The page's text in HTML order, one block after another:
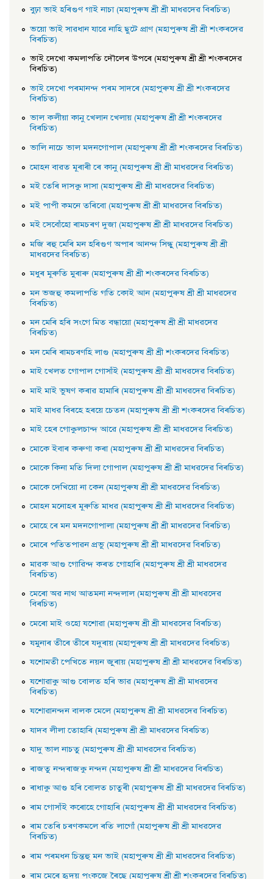
বুঢ়া ভাই হৰিগুণ গাই নাচা (মহাপুৰুষ শ্ৰী শ্ৰী মাধৱদেৱ বিৰচিত)
ভয়াে ভাই সাৱধান যাৱে নাহি ছুটে প্রাণ (মহাপুৰুষ শ্ৰী শ্ৰী শংকৰদেৱ
বিৰচিত)
ভাই দেখাে কমলাপতি দৌলেৰ উপৰে (মহাপুৰুষ শ্ৰী শ্ৰী শংকৰদেৱ
বিৰচিত)
ভাই দেখাে পৰমানন্দ পৰম সাদৰে (মহাপুৰুষ শ্ৰী শ্ৰী শংকৰদেৱ
বিৰচিত)
ভাল কলীয়া কানু খেলান খেলায় (মহাপুৰুষ শ্ৰী শ্ৰী শংকৰদেৱ
বিৰচিত)
ভালি নাচে ভাল মদনগােপাল (মহাপুৰুষ শ্ৰী শ্ৰী শংকৰদেৱ বিৰচিত)
মােহন বাৱত মূৰাৰী ৰে কানু (মহাপুৰুষ শ্ৰী শ্ৰী মাধৱদেৱ বিৰচিত)
মই তেৰি দাসকু দাসা (মহাপুৰুষ শ্ৰী শ্ৰী মাধৱদেৱ বিৰচিত)
মই পাপী কমনে তৰিবাে (মহাপুৰুষ শ্ৰী শ্ৰী মাধৱদেৱ বিৰচিত)
মই সেবোঁহাে ৰামচৰণ দুজা (মহাপুৰুষ শ্ৰী শ্ৰী মাধৱদেৱ বিৰচিত)
মজি ৰহু মেৰি মন হৰিগুণ অপাৰ আনন্দ সিন্ধু (মহাপুৰুষ শ্রী শ্রী
মাধৱদেৱ বিৰচিত)
মধুৰ মূৰুতি মুৰাৰু (মহাপুৰুষ শ্ৰী শ্ৰী শংকৰদেৱ বিৰচিত)
মন ভজহু কমলাপতি গতি কোই আন (মহাপুৰুষ শ্ৰী শ্ৰী মাধৱদেৱ
বিৰচিত)
মন মেৰি হৰি সংগে মিত বন্ধায়াে (মহাপুৰুষ শ্ৰী শ্ৰী মাধৱদেৱ
বিৰচিত)
মন মেৰি ৰামচৰণহি লাগু (মহাপুৰুষ শ্ৰী শ্ৰী শংকৰদেৱ বিৰচিত)
মাই খেলত গােপাল গােসাঁই (মহাপুৰুষ শ্ৰী শ্ৰী মাধৱদেৱ বিৰচিত)
মাই মাই ভুষণ কৰাৱ হামাৰি (মহাপুৰুষ শ্ৰী শ্ৰী মাধৱদেৱ বিৰচিত)
মাই মাধৱ বিৰহে হৰয়ে চেতন (মহাপুৰুষ শ্ৰী শ্ৰী শংকৰদেৱ বিৰচিত)
মাই হেৰ গােকুলচান্দ আৱে (মহাপুৰুষ শ্ৰী শ্ৰী মাধৱদেৱ বিৰচিত)
মােকে ইবাৰ কৰুণা কৰা (মহাপুৰুষ শ্ৰী শ্ৰী মাধৱদেৱ বিৰচিত)
মােকে কিনা মতি দিলা গােপাল (মহাপুৰুষ শ্ৰী শ্ৰী মাধৱদেৱ বিৰচিত)
মােকে দেখিয়াে না কেন (মহাপুৰুষ শ্ৰী শ্ৰী মাধৱদেৱ বিৰচিত)
মােহন মনােহৰ মূৰুতি মাধৱ (মহাপুৰুষ শ্ৰী শ্ৰী মাধৱদেৱ বিৰচিত)
মােহে ৰে মন মদনগােপালা (মহাপুৰুষ শ্ৰী শ্ৰী মাধৱদেৱ বিৰচিত)
মােৰে পতিতপাৱন প্রভু (মহাপুৰুষ শ্ৰী শ্ৰী মাধৱদেৱ বিৰচিত)
মাৱক আগু গােৱিন্দ কৰত গােহাৰি (মহাপুৰুষ শ্ৰী শ্ৰী মাধৱদেৱ
বিৰচিত)
মেৰাে অৱ নাথ আতমনা নন্দলাল (মহাপুৰুষ শ্ৰী শ্ৰী মাধৱদেৱ
বিৰচিত)
মেৰাে মাই ওহাে যশােৱা (মহাপুৰুষ শ্ৰী শ্ৰী মাধৱদেৱ বিৰচিত)
যমুনাৰ তীৰে তীৰে যদুৰায় (মহাপুৰুষ শ্ৰী শ্ৰী মাধৱদেৱ বিৰচিত)
যশােমতী পেখিতে নয়ন জুৰায় (মহাপুৰুষ শ্ৰী শ্ৰী মাধৱদেৱ বিৰচিত)
যশােৱাকু আগু বােলত হৰি ভাৱ (মহাপুৰুষ শ্ৰী শ্ৰী মাধৱদেৱ
বিৰচিত)
যশােৱানন্দন বালক মেলে (মহাপুৰুষ শ্ৰী শ্ৰী মাধৱদেৱ বিৰচিত)
যাদব লীলা তােহাৰি (মহাপুৰুষ শ্ৰী শ্ৰী মাধৱদেৱ বিৰচিত)
যাদু ভাল নাচতু (মহাপুৰুষ শ্ৰী শ্ৰী মাধৱদেৱ বিৰচিত)
ৰাজতু নন্দৰাজকু নন্দন (মহাপুৰুষ শ্ৰী শ্ৰী মাধৱদেৱ বিৰচিত)
ৰাধাকু আগু হৰি বােলত চাতুৰী (মহাপুৰুষ শ্ৰী শ্ৰী মাধৱদেৱ বিৰচিত)
ৰাম গােসাঁই কৰােহে গােহাৰি (মহাপুৰুষ শ্ৰী শ্ৰী মাধৱদেৱ বিৰচিত)
ৰাম তেৰি চৰণকমলে ৰতি লাগোঁ (মহাপুৰুষ শ্ৰী শ্ৰী মাধৱদেৱ
বিৰচিত)
ৰাম পৰমধন চিন্তহু মন ভাই (মহাপুৰুষ শ্ৰী শ্ৰী মাধৱদেৱ বিৰচিত)
ৰাম মেৰে হৃদয় পংকজে ৰৈছে (মহাপুৰুষ শ্ৰী শ্ৰী শংকৰদেৱ বিৰচিত)